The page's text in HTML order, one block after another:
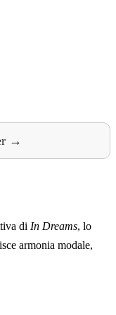
→
di In Dreams, lo
armonia modale,